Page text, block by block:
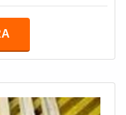
tanque cilíndrico
tóxicos.